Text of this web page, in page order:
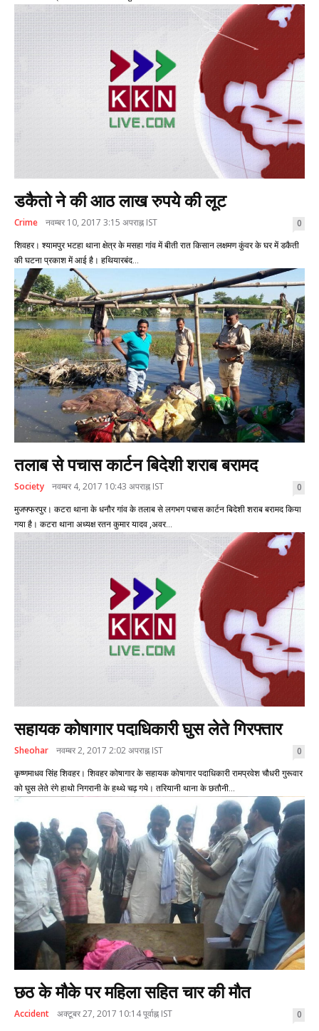
डकैतो ने की आठ लाख रुपये की लूट
Crime नवम्बर 10, 2017 3:15 अपराह्न IST 0
शिवहर। श्यामपुर भटहा थाना क्षेत्र के मसहा गांव में बीती रात किसान लक्षमण कुंवर के घर में डकैती
की घटना प्रकाश में आई है। हथियारबंद...
तलाब से पचास कार्टन बिदेशी शराब बरामद
Society नवम्बर 4, 2017 10:43 अपराह्न IST 0
मुजफ्फरपुर। कटरा थाना के धनौर गांव के तलाब से लगभग पचास कार्टन बिदेशी शराब बरामद किया
गया है। कटरा थाना अध्यक्ष रतन कुमार यादव ,अवर...
सहायक कोषागार पदाधिकारी घुस लेते गिरफ्तार
Sheohar नवम्बर 2, 2017 2:02 अपराह्न IST 0
कृष्णमाधव सिंह शिवहर। शिवहर कोषागार के सहायक कोषागार पदाधिकारी रामप्रवेश चौधरी गुरूवार
को घुस लेते रंगे हाथो निगरानी के हथ्थे चढ़ गये। तरियानी थाना के छतौनी...
छठ के मौके पर महिला सहित चार की मौत
Accident अक्टूबर 27, 2017 10:14 पूर्वाह्न IST 0